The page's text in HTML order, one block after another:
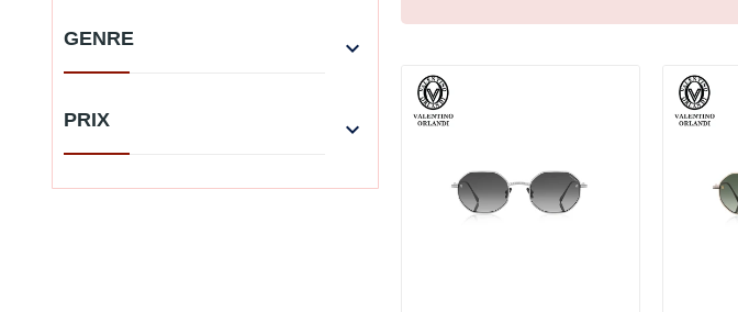
GENRE 
PRIX 